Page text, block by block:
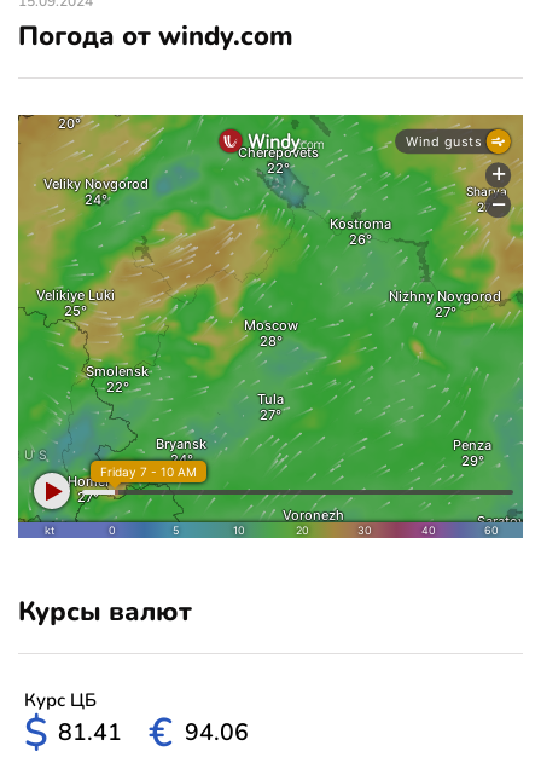
Погода от windy.com
Курсы валют
Курс ЦБ
$ 81.41 € 94.06